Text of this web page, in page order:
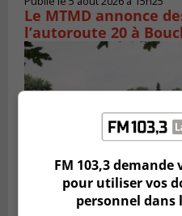
Le MTMD annonce
l’autoroute 20 à
FM 103,3
pour utiliser vos
personnel dans